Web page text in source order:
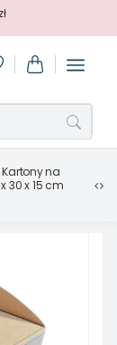
Kartony na
30 x 15 cm